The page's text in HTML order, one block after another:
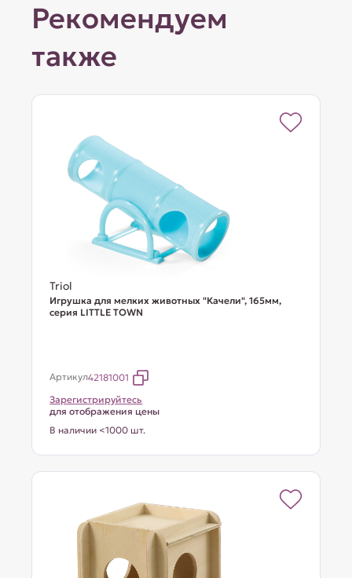
Рекомендуем
также
Triol
Игрушка для мелких животных "Качели", 165мм,
серия LITTLE TOWN
Артикул42181001
Зарегистрируйтесь
для отображения цены
В наличии <1000 шт.